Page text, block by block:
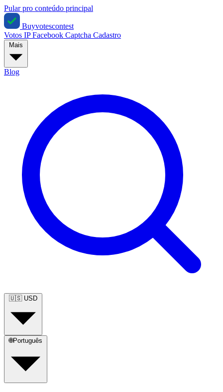
Pular pro conteúdo principal
Buyvotescontest
Votos IPFacebook Captcha Cadastro
Blog
🇺🇸 USD
🌐Português